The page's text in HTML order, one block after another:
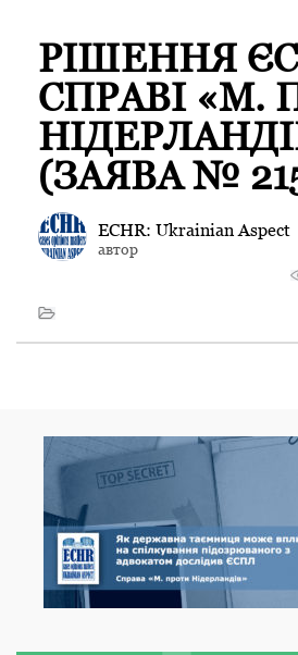
РІШЕННЯ
СПРАВІ «М.
(ЗАЯВА №
ECHR: Ukrainian Aspect
автор